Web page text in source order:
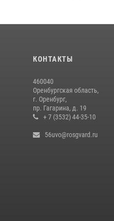
КОНТАКТЫ
460040
Оренбургская область,
г. Оренбург,
пр. Гагарина, д. 19
+ 7 (3532) 44-35-10
56uvo@rosgvard.ru